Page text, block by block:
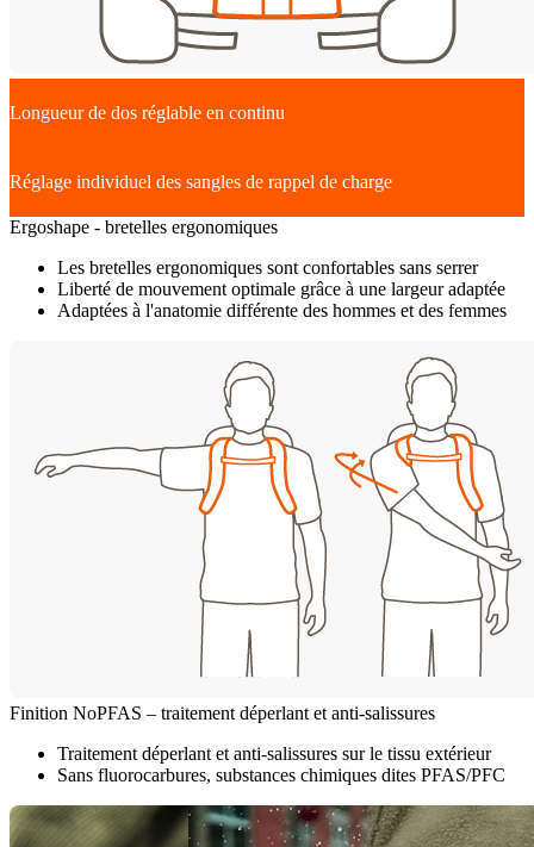
Longueur de dos réglable en continu
Réglage individuel des sangles de rappel de charge
Ergoshape - bretelles ergonomiques
Les bretelles ergonomiques sont confortables sans serrer
Liberté de mouvement optimale grâce à une largeur adaptée
Adaptées à l'anatomie différente des hommes et des femmes
Finition NoPFAS – traitement déperlant et anti-salissures
Traitement déperlant et anti-salissures sur le tissu extérieur
Sans fluorocarbures, substances chimiques dites PFAS/PFC